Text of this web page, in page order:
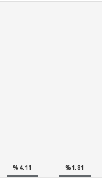
%4.11 %1.81